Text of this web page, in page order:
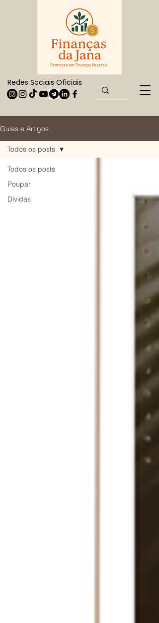
Redes Sociais Oficiais
Guias e Artigos
Todos os posts
Poupar
Dívidas
Todos os posts